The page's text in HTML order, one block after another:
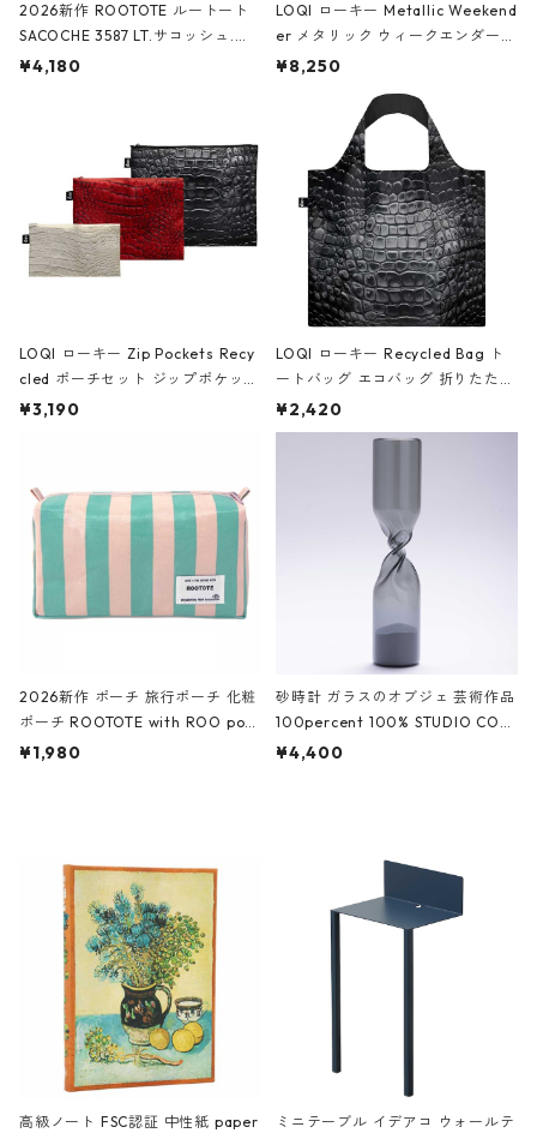
2026新作 ROOTOTE ルートート
SACOCHE 3587 LT.サコッシュ.ル
ミエ-B ショルダーバッグ グロスピ
¥4,180
LOQI ローキー Metallic Weekend
er メタリック ウィークエンダー
ボストンバッグ ショルダーバッグ
Black ジャン=ミッシェル・バスキ
ア/クラウン ブラック
¥8,250
LOQI ローキー Zip Pockets Recy
cled ポーチセット ジップポケット
ファスナーポーチ 撥水加工 トラベ
ーガンディー、オフホワイト
¥3,190
LOQI ローキー Recycled Bag ト
ートバッグ エコバッグ 折りたたみ
大きめ 撥水加工 収納ポーチ CRO
CODILE/Black クロコダイル/ブラ
¥2,420
2026新作 ポーチ 旅行ポーチ 化粧
ポーチ ROOTOTE with ROO pou
ch 3532 ルートート WR.ポーチ.ラ
¥1,980
砂時計 ガラスのオブジェ 芸術作品
100percent 100% STUDIO COH
AKU Timeless 100パーセント ス
¥4,400
高級ノート FSC認証 中性紙 paper
ミニテーブル イデアコ ウォールテ